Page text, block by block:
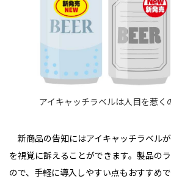
アイキャッチラベルは人目を惹く
新商品の告知にはアイキャッチラベル
を視覚に訴えることができます。製品の
ので、手軽に導入しやすい点もおすすめ